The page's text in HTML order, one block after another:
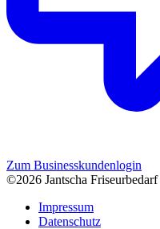
Zum Businesskundenlogin
©2026 Jantscha
Impressum
Datenschutz